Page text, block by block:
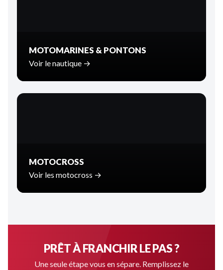
MOTOMARINES & PONTONS
Voir le nautique →
MOTOCROSS
Voir les motocross →
PRÊT À FRANCHIR LE PAS ?
Une seule étape vous en sépare. Remplissez le